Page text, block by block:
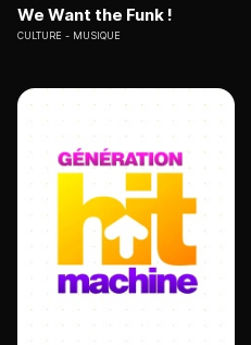
We Want the Funk !
CULTURE MUSIQUE